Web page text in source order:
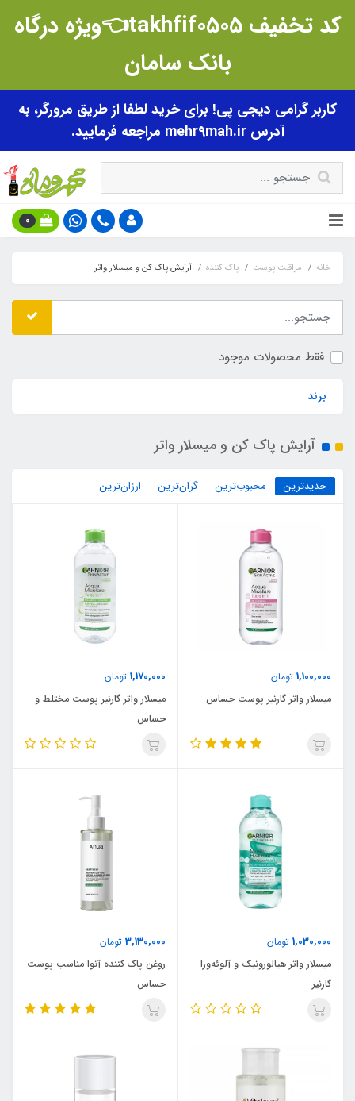
کد تخفیف takhfif0505👈ویژه درگاه
بانک سامان
کاربر گرامی دیجی پی! برای خرید لطفا از طریق مرورگر، به
آدرس mehr9mah.ir مراجعه فرمایید.
0
خانه مراقبت پوست پاک کننده آرایش پاک کن و میسلار واتر
فقط محصولات موجود
برند
آرایش پاک کن و میسلار واتر
جدیدترین محبوب‌ترین گران‌ترین ارزان‌ترین
1,100,000 تومان
میسلار واتر گارنیر پوست حساس
1,170,000 تومان
میسلار واتر گارنیر پوست مختلط و
حساس
1,030,000 تومان
میسلار واتر هیالورونیک و آلوئه‌ورا
گارنیر
3,130,000 تومان
روغن پاک کننده آنوا مناسب پوست
حساس